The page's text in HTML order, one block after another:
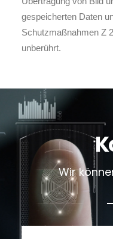
gespeicherten Daten
Schutzmaßnahmen Z
unberührt.
Wir